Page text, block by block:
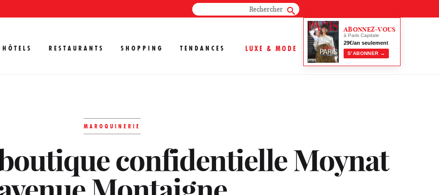
HÔTELS RESTAURANTS SHOPPING TENDANCES LUXE & MODE
ABONNEZ-VOUS
à Paris Capitale
29€/an seulement
S’ABONNER →
MAROQUINERIE
confidentielle Moynat